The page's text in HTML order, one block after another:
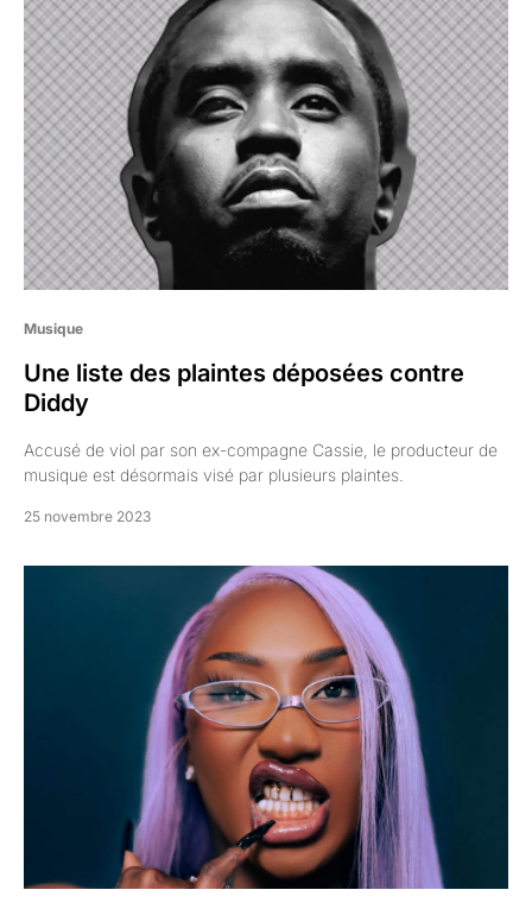
Musique
Une liste des plaintes déposées contre
Diddy
Accusé de viol par son ex-compagne Cassie, le producteur de
musique est désormais visé par plusieurs plaintes.
25 novembre 2023